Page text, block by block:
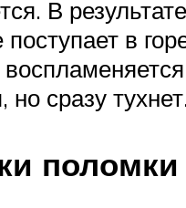
В результате
в
но сразу
поломки